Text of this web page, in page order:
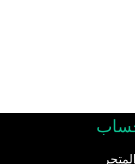
المتجر